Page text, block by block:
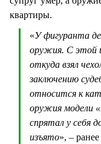
квартиры.
«У фигуранта
оружия. С этой
откуда взял
заключению
относится к
оружия модели
спрятал у себя
изъято», –